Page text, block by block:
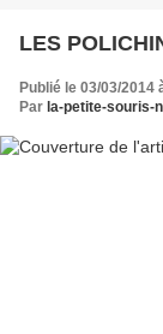
LES
Publié le 03/03/2014
Par la-petite-souris-